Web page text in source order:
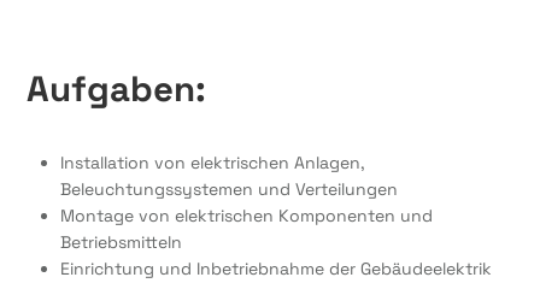
Aufgaben:
Installation von elektrischen Anlagen,
Beleuchtungssystemen und Verteilungen
Montage von elektrischen Komponenten und
Betriebsmitteln
Einrichtung und Inbetriebnahme der Gebäudeelektrik